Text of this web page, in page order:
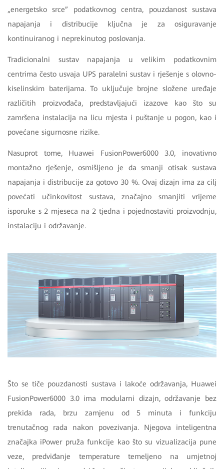
„energetsko srce” podatkovnog centra, pouzdanost sustava
napajanja i distribucije ključna je za osiguravanje
kontinuiranog i neprekinutog poslovanja.
Tradicionalni sustav napajanja u velikim podatkovnim
centrima često usvaja UPS paralelni sustav i rješenje s olovno-
kiselinskim baterijama. To uključuje brojne složene uređaje
različitih proizvođača, predstavljajući izazove kao što su
zamršena instalacija na licu mjesta i puštanje u pogon, kao i
povećane sigurnosne rizike.
Nasuprot tome, Huawei FusionPower6000 3.0, inovativno
montažno rješenje, osmišljeno je da smanji otisak sustava
napajanja i distribucije za gotovo 30 %. Ovaj dizajn ima za cilj
povećati učinkovitost sustava, značajno smanjiti vrijeme
isporuke s 2 mjeseca na 2 tjedna i pojednostaviti proizvodnju,
instalaciju i održavanje.
Što se tiče pouzdanosti sustava i lakoće održavanja, Huawei
FusionPower6000 3.0 ima modularni dizajn, održavanje bez
prekida rada, brzu zamjenu od 5 minuta i funkciju
trenutačnog rada nakon povezivanja. Njegova inteligentna
značajka iPower pruža funkcije kao što su vizualizacija pune
veze, predviđanje temperature temeljeno na umjetnoj